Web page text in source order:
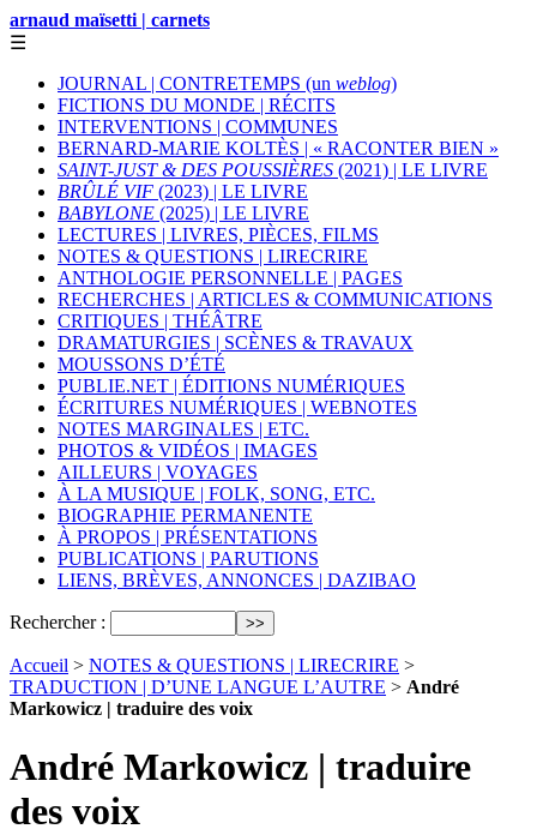
arnaud maïsetti | carnets
☰
JOURNAL | CONTRETEMPS (un weblog)
FICTIONS DU MONDE | RÉCITS
INTERVENTIONS | COMMUNES
BERNARD-MARIE KOLTÈS | « RACONTER BIEN »
SAINT-JUST & DES POUSSIÈRES (2021) | LE LIVRE
BRÛLÉ VIF (2023) | LE LIVRE
BABYLONE (2025) | LE LIVRE
LECTURES | LIVRES, PIÈCES, FILMS
NOTES & QUESTIONS | LIRECRIRE
ANTHOLOGIE PERSONNELLE | PAGES
RECHERCHES | ARTICLES & COMMUNICATIONS
CRITIQUES | THÉÂTRE
DRAMATURGIES | SCÈNES & TRAVAUX
MOUSSONS D’ÉTÉ
PUBLIE.NET | ÉDITIONS NUMÉRIQUES
ÉCRITURES NUMÉRIQUES | WEBNOTES
NOTES MARGINALES | ETC.
PHOTOS & VIDÉOS | IMAGES
AILLEURS | VOYAGES
À LA MUSIQUE | FOLK, SONG, ETC.
BIOGRAPHIE PERMANENTE
À PROPOS | PRÉSENTATIONS
PUBLICATIONS | PARUTIONS
LIENS, BRÈVES, ANNONCES | DAZIBAO
Rechercher :
Accueil > NOTES & QUESTIONS | LIRECRIRE >
TRADUCTION | D’UNE LANGUE L’AUTRE > André
Markowicz | traduire des voix
André Markowicz | traduire
des voix